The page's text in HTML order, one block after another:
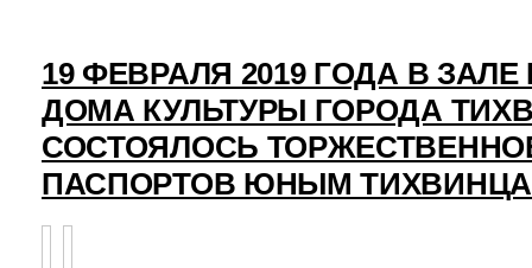
19 ФЕВРАЛЯ 2019 ГОДА В
ДОМА КУЛЬТУРЫ ГОРОДА
СОСТОЯЛОСЬ
ПАСПОРТОВ ЮНЫМ